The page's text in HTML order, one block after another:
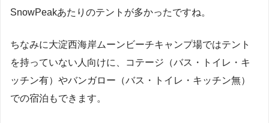
SnowPeakあたりのテントが多かったですね。
ちなみに大淀西海岸ムーンビーチキャンプ場ではテント
を持っていない人向けに、コテージ（バス・トイレ・キ
ッチン有）やバンガロー（バス・トイレ・キッチン無）
での宿泊もできます。